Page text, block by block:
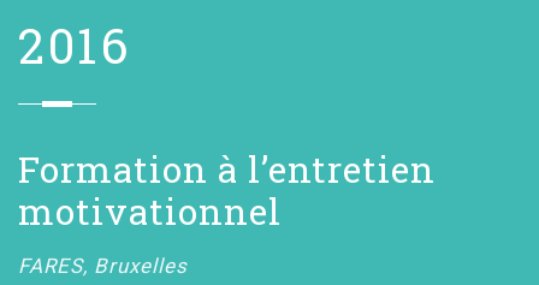
2016
Formation à l’entretien
motivationnel
FARES, Bruxelles